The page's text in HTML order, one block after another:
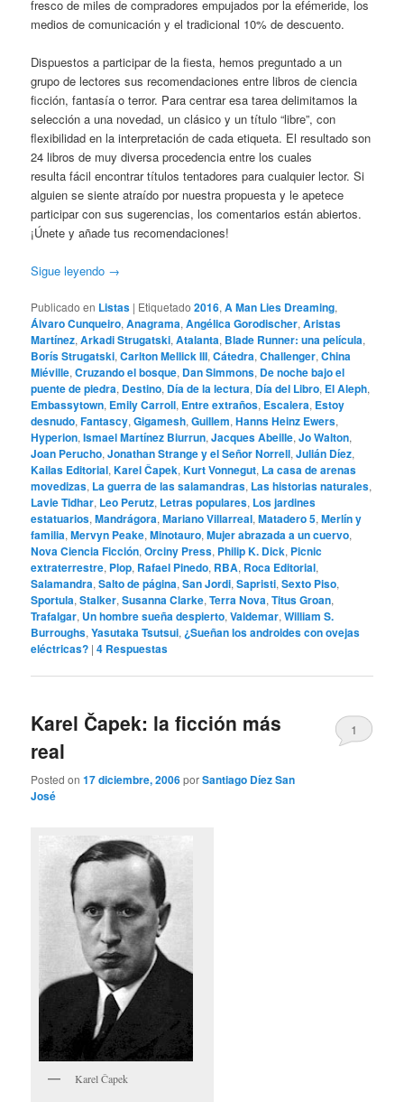
fresco de miles de compradores empujados por la efémeride, los
medios de comunicación y el tradicional 10% de descuento.
Dispuestos a participar de la fiesta, hemos preguntado a un
grupo de lectores sus recomendaciones entre libros de ciencia
ficción, fantasía o terror. Para centrar esa tarea delimitamos la
selección a una novedad, un clásico y un título “libre”, con
flexibilidad en la interpretación de cada etiqueta. El resultado son
24 libros de muy diversa procedencia entre los cuales
resulta fácil encontrar títulos tentadores para cualquier lector. Si
alguien se siente atraído por nuestra propuesta y le apetece
participar con sus sugerencias, los comentarios están abiertos.
¡Únete y añade tus recomendaciones!
Sigue leyendo →
Publicado en Listas | Etiquetado 2016,A Man Lies Dreaming,
Álvaro Cunqueiro,Anagrama,Angélica Gorodischer,Aristas
Martínez,Arkadi Strugatski,Atalanta, Blade Runner: una película,
Borís Strugatski,Carlton Mellick III,Cátedra,Challenger,China
Miéville,Cruzando el bosque, Dan Simmons, De noche bajo el
puente de piedra, Destino, Día de la lectura, Día del Libro, El Aleph,
Embassytown, Emily Carroll, Entre extraños, Escalera, Estoy
desnudo,Fantascy,Gigamesh,Guillem,Hanns Heinz Ewers,
Hyperion,Ismael Martínez Biurrun,Jacques Abeille,Jo Walton,
Joan Perucho,Jonathan Strange y el Señor Norrell,Julián Díez,
Kailas Editorial,Karel Čapek,Kurt Vonnegut, La casa de arenas
movedizas, La guerra de las salamandras, Las historias naturales,
Lavie Tidhar, Leo Perutz, Letras populares, Los jardines
estatuarios,Mandrágora,Mariano Villarreal,Matadero 5,Merlín y
familia,Mervyn Peake,Minotauro,Mujer abrazada a un cuervo,
Nova Ciencia Ficción,Orciny Press, Philip K. Dick, Picnic
extraterrestre, Plop, Rafael Pinedo, RBA, Roca Editorial,
Salamandra,Salto de página,San Jordi,Sapristi,Sexto Piso,
Sportula,Stalker,Susanna Clarke,Terra Nova,Titus Groan,
Trafalgar, Un hombre sueña despierto,Valdemar,William S.
Burroughs,Yasutaka Tsutsui, ¿Sueñan los androides con ovejas
eléctricas? |4 Respuestas
Karel Čapek: la ficción más
real
Posted on17 diciembre, 2006porSantiago Díez San
José
1
Karel Čapek